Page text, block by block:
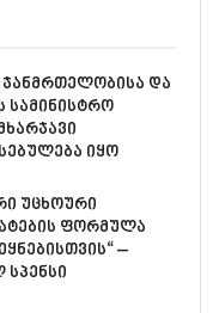
ჯანმრთელობისა და
სამინისტრო
იყო
უცხოური
ფორმულა
–
სპენსი